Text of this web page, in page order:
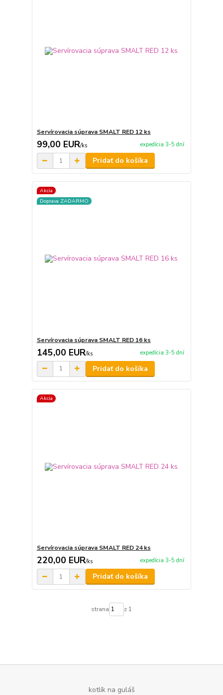
Servírovacia súprava SMALT RED 12 ks
99,00 EUR/ks expedícia 3-5 dní
Pridať do košíka
Akcia
Doprava ZADARMO
Servírovacia súprava SMALT RED 16 ks
145,00 EUR/ks expedícia 3-5 dní
Pridať do košíka
Akcia
Servírovacia súprava SMALT RED 24 ks
220,00 EUR/ks expedícia 3-5 dní
Pridať do košíka
strana z 1
kotlík na guláš